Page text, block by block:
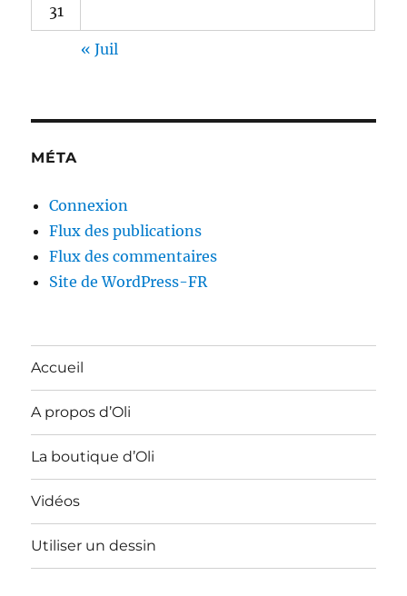
31
« Juil
MÉTA
Connexion
Flux des publications
Flux des commentaires
Site de WordPress-FR
Accueil
A propos d’Oli
La boutique d’Oli
Vidéos
Utiliser un dessin